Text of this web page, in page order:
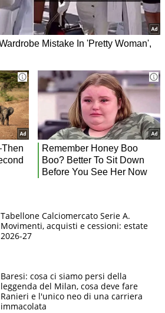
Tabellone Calciomercato Serie A.
Movimenti, acquisti e cessioni: estate
2026-27
Baresi: cosa ci siamo persi della
leggenda del Milan, cosa deve fare
Ranieri e l'unico neo di una carriera
immacolata